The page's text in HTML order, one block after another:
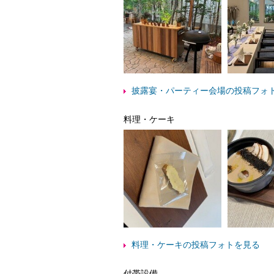
披露宴・パーティー会場の投稿フォ
料理・ケーキ
料理・ケーキの投稿フォトを見る